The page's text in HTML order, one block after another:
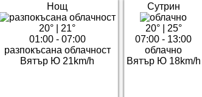
Нощ
20°
21°
01:00 - 07:00
разпокъсана облачност
Вятър Ю 21km/h
Сутрин
20°| 25°
07:00 - 13:00
облачно
Вятър Ю 18km/h